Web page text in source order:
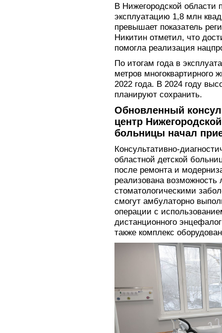
В Нижегородской области
эксплуатацию 1,8 млн
превышает показатель
Никитин отметил, что
помогла реализация
По итогам года в
метров многоквартирного
2022 года. В 2024 году
планируют сохранить.
Обновленный
центр
больницы начал
Консультативно-
областной детской
после ремонта и
реализована возможность
стоматологическими
смогут амбулаторно
операции с
дистанционного
также комплекс